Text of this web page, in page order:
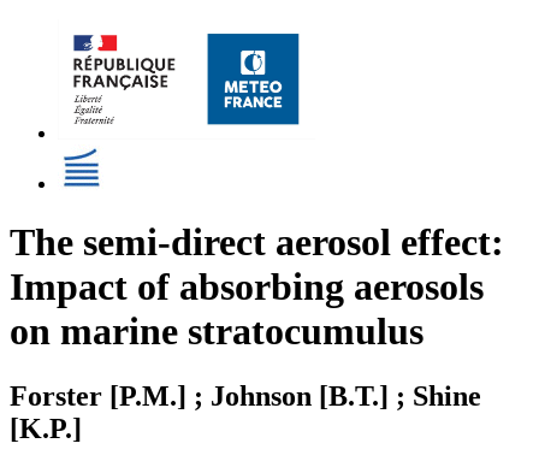
The semi-direct aerosol effect:
Impact of absorbing aerosols
on marine stratocumulus
Forster [P.M.] ; Johnson [B.T.] ; Shine
[K.P.]